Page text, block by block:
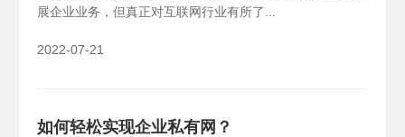
展企业业务，但真正对互联网行业有所了...
2022-07-21
如何轻松实现企业私有网？